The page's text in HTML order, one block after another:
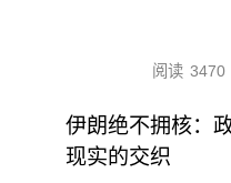
阅读 3470
伊朗绝不拥核：
现实的交织